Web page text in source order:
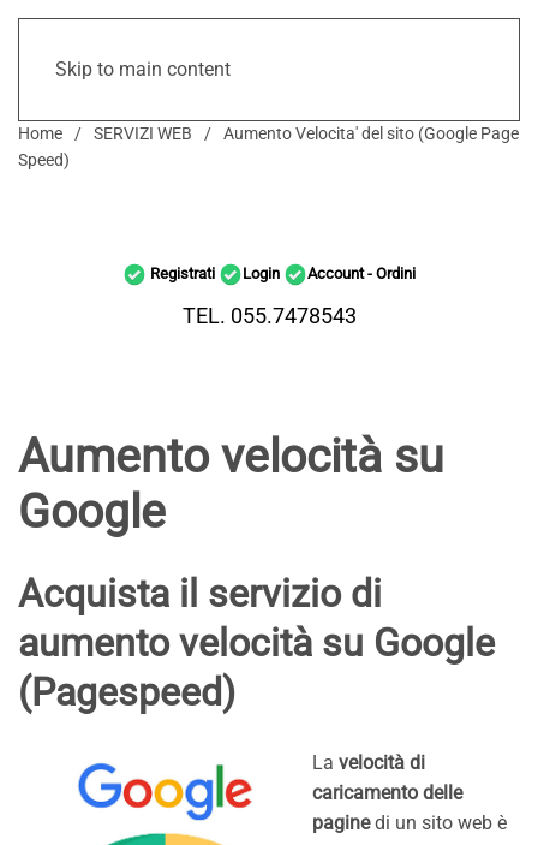
Skip to main content
Home SERVIZI WEB
Aumento Velocita' del sito (Google Page
Speed)
Registrati Login Account - Ordini
TEL. 055.7478543
Aumento velocità su
Google
Acquista il servizio di
aumento velocità su Google
(Pagespeed)
La velocità di
caricamento delle
paginedi un sito web è